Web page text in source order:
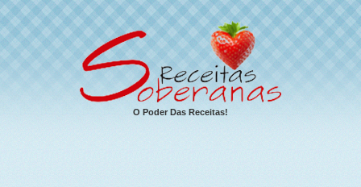
O Poder Das Receitas!